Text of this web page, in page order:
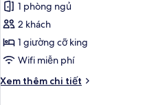
Skyline
Suite
1 phòng ngủ
2 khách
1 giường cỡ king
Wifi miễn phí
Xem thêm chi tiết
Chi